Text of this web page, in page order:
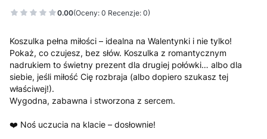
0.00(Oceny: 0 Recenzje: 0)
Koszulka pełna miłości – idealna na Walentynki i nie tylko!
Pokaż, co czujesz, bez słów. Koszulka z romantycznym
nadrukiem to świetny prezent dla drugiej połówki… albo dla
siebie, jeśli miłość Cię rozbraja (albo dopiero szukasz tej
właściwej!).
Wygodna, zabawna i stworzona z sercem.
❤️ Noś uczucia na klacie – dosłownie!